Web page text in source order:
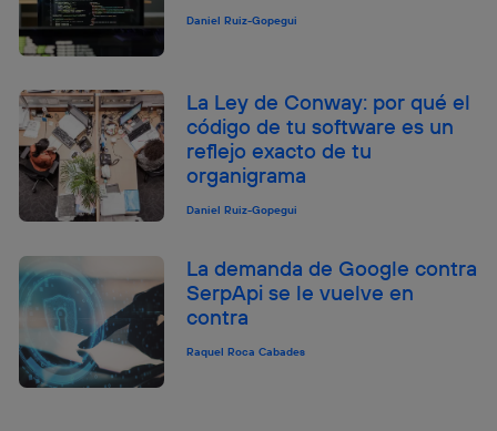
Daniel Ruiz-Gopegui
La Ley de Conway: por qué el
código de tu software es un
reflejo exacto de tu
organigrama
Daniel Ruiz-Gopegui
La demanda de Google contra
SerpApi se le vuelve en
contra
Raquel Roca Cabades